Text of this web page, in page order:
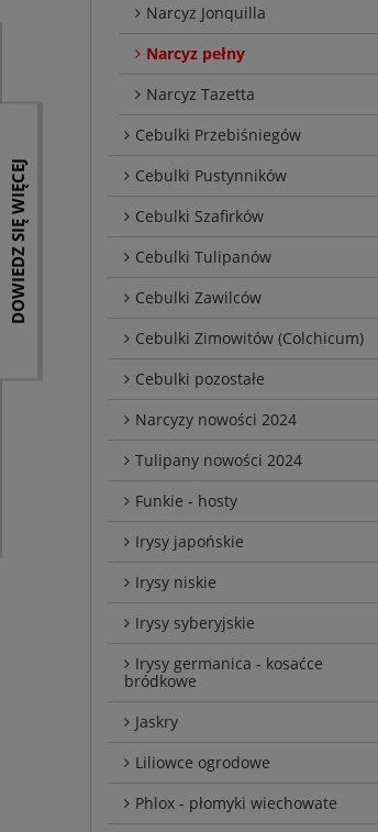
Narcyz Jonquilla
Narcyz pełny
Narcyz Tazetta
Cebulki Przebiśniegów
Cebulki Pustynników
Cebulki Szafirków
Cebulki Tulipanów
Cebulki Zawilców
Cebulki Zimowitów (Colchicum)
Cebulki pozostałe
Narcyzy nowości 2024
Tulipany nowości 2024
Funkie - hosty
Irysy japońskie
Irysy niskie
Irysy syberyjskie
Irysy germanica - kosaćce
bródkowe
Jaskry
Liliowce ogrodowe
Phlox - płomyki wiechowate
DOWIEDZ SIĘ WIĘCEJ